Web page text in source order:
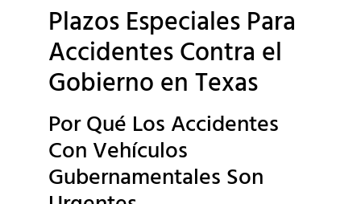
Plazos Especiales Para
Accidentes Contra el
Gobierno en Texas
Por Qué Los Accidentes
Con Vehículos
Gubernamentales Son